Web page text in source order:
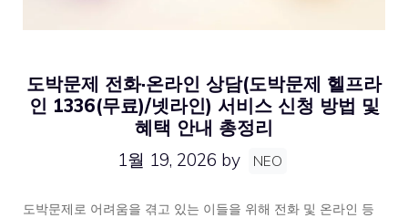
도박문제 전화·온라인 상담(도박문제 헬프라
인 1336(무료)/넷라인) 서비스 신청 방법 및
혜택 안내 총정리
1월 19, 2026 by NEO
도박문제로 어려움을 겪고 있는 이들을 위해 전화 및 온라인 등